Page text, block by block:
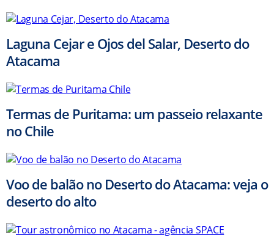
Laguna Cejar e Ojos del Salar, Deserto do
Atacama
Termas de Puritama: um passeio relaxante
no Chile
Voo de balão no Deserto do Atacama: veja o
deserto do alto